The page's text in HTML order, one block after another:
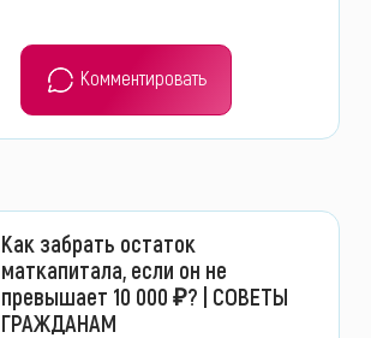
Комментировать
Как забрать остаток
маткапитала, если он не
превышает 10 000 ₽? | СОВЕТЫ
ГРАЖДАНАМ